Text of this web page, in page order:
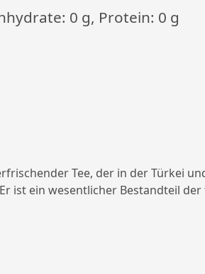
0 g, Protein: 0 g
Tee, der in der Türkei
ist ein wesentlicher Bestandteil